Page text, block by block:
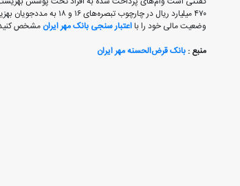
۴۷۰ میلیارد ریال در چارچوب تبصره‌های ۱۶ و ۱۸ به مددجویان بهزیستی پرداخت کرده است.
وضعیت مالی خود را بااعتبار سنجی بانک مهر ایران مشخص
منبع : بانک قرض‌الحسنه مهر ایران